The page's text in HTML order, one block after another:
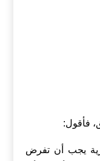
فأقول:
يجب أن تفرض